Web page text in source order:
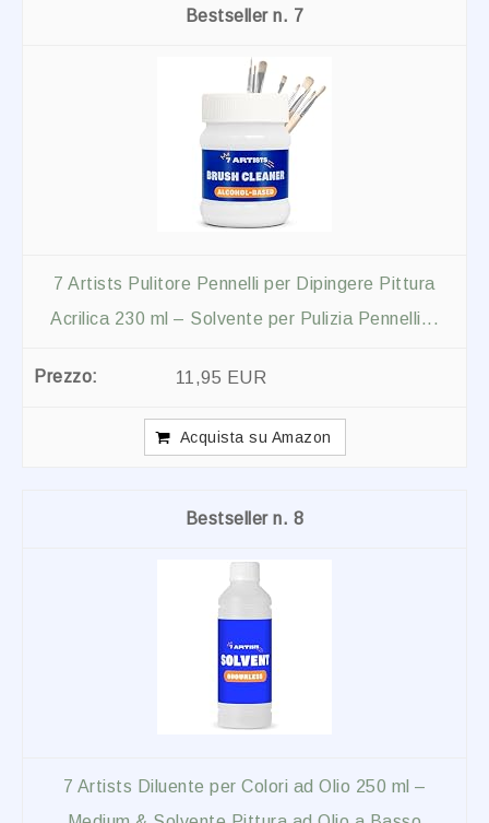
7
7 Artists Pulitore Pennelli per Dipingere Pittura
Acrilica 230 ml – Solvente per Pulizia Pennelli...
11,95 EUR
Acquista su Amazon
8
7 Artists Diluente per Colori ad Olio 250 ml –